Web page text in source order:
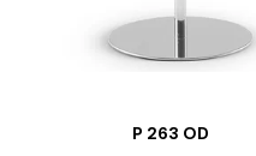
P 263 OD